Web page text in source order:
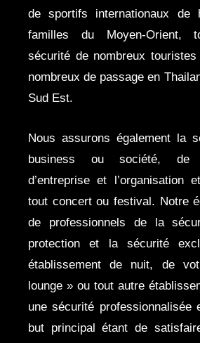
de sportifs internationaux de
familles du Moyen-Orient,
sécurité de nombreux
nombreux de passage en
Sud Est.
Nous assurons également la
business ou société, de
d’entreprise et l’organisation
tout concert ou festival. Notre
de professionnels de la
protection et la sécurité
établissement de nuit, de
lounge » ou tout autre
une sécurité professionnalisée
but principal étant de